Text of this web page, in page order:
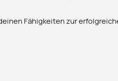
Fähigkeiten zur